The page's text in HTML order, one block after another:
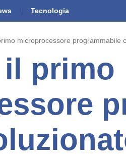
Tecnologia
microprocessore programmabile
il primo